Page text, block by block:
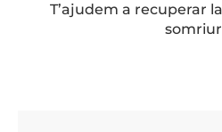
T’ajudem a recuperar